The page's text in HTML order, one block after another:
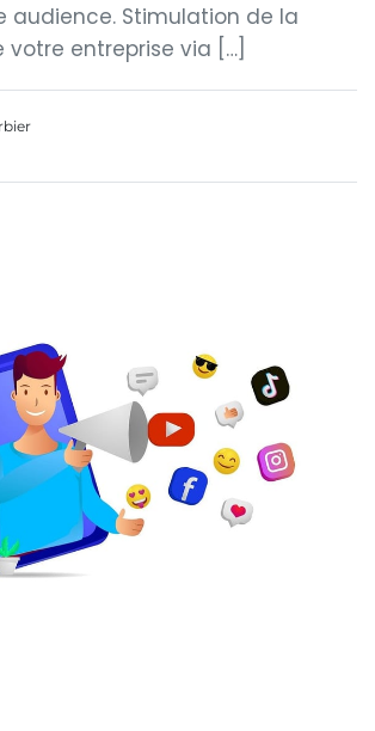
audience. Stimulation de la
votre entreprise via […]